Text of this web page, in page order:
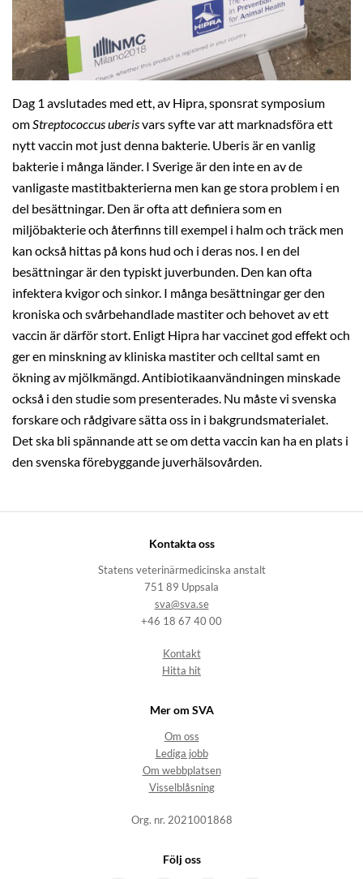
Dag 1 avslutades med ett, av Hipra, sponsrat symposium
omStreptococcus uberisvars syfte var att marknadsföra ett
nytt vaccin mot just denna bakterie. Uberis är en vanlig
bakterie i många länder. I Sverige är den inte en av de
vanligaste mastitbakterierna men kan ge stora problem i en
del besättningar. Den är ofta att definiera som en
miljöbakterie och återfinns till exempel i halm och träck men
kan också hittas på kons hud och i deras nos. I en del
besättningar är den typiskt juverbunden. Den kan ofta
infektera kvigor och sinkor. I många besättningar ger den
kroniska och svårbehandlade mastiter och behovet av ett
vaccin är därför stort. Enligt Hipra har vaccinet god effekt och
ger en minskning av kliniska mastiter och celltal samt en
ökning av mjölkmängd. Antibiotikaanvändningen minskade
också i den studie som presenterades. Nu måste vi svenska
forskare och rådgivare sätta oss in i bakgrundsmaterialet.
Det ska bli spännande att se om detta vaccin kan ha en plats i
den svenska förebyggande juverhälsovården.
Kontakta oss
Statens veterinärmedicinska anstalt
751 89 Uppsala
sva@sva.se
+46 18 67 40 00
Kontakt
Hitta hit
Mer om SVA
Om oss
Lediga jobb
Om webbplatsen
Visselblåsning
Org. nr. 2021001868
Följ oss